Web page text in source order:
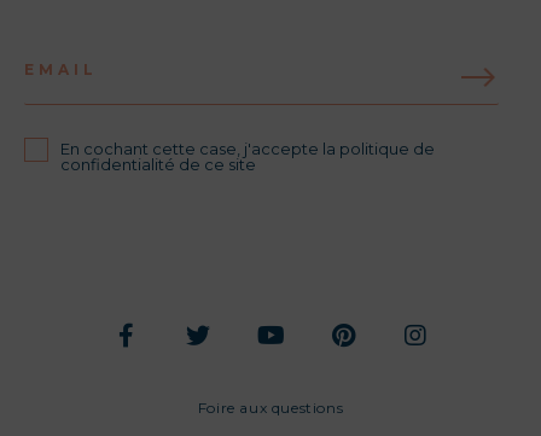
EMAIL
En cochant cette case, j'accepte la politique de
confidentialité de ce site
Foire aux questions